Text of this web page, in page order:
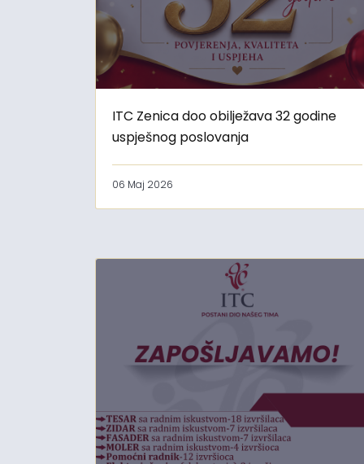
ITC Zenica doo obilježava 32 godine
uspješnog poslovanja
06 Maj 2026